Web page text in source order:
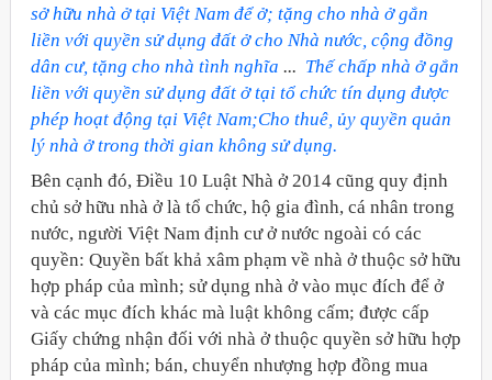
sở hữu nhà ở tại Việt Nam để ở; tặng cho nhà ở gắn
liền với quyền sử dụng đất ở cho Nhà nước, cộng đồng
dân cư, tặng cho nhà tình nghĩa ... Thế chấp nhà ở gắn
liền với quyền sử dụng đất ở tại tổ chức tín dụng được
phép hoạt động tại Việt Nam;Cho thuê, ủy quyền quản
lý nhà ở trong thời gian không sử dụng.
Bên cạnh đó, Điều 10 Luật Nhà ở 2014 cũng quy định
chủ sở hữu nhà ở là tổ chức, hộ gia đình, cá nhân trong
nước, người Việt Nam định cư ở nước ngoài có các
quyền: Quyền bất khả xâm phạm về nhà ở thuộc sở hữu
hợp pháp của mình; sử dụng nhà ở vào mục đích để ở
và các mục đích khác mà luật không cấm; được cấp
Giấy chứng nhận đối với nhà ở thuộc quyền sở hữu hợp
pháp của mình; bán, chuyển nhượng hợp đồng mua